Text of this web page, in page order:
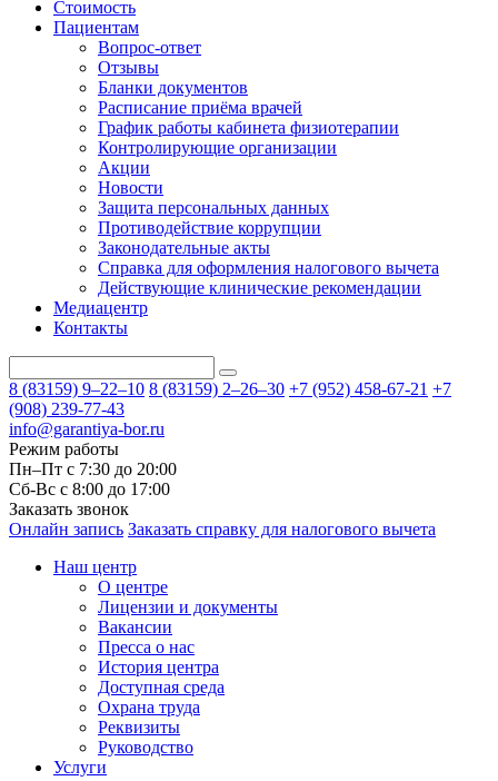
Стоимость
Пациентам
Вопрос-ответ
Отзывы
Бланки документов
Расписание приёма врачей
График работы кабинета физиотерапии
Контролирующие организации
Акции
Новости
Защита персональных данных
Противодействие коррупции
Законодательные акты
Справка для оформления налогового вычета
Действующие клинические рекомендации
Медиацентр
Контакты
8 (83159) 9–22–10 8 (83159) 2–26–30 +7 (952) 458-67-21 +7
(908) 239-77-43
info@garantiya-bor.ru
Режим работы
Пн–Пт с 7:30 до 20:00
Cб-Вс с 8:00 до 17:00
Заказать звонок
Онлайн запись Заказать справку для налогового вычета
Наш центр
О центре
Лицензии и документы
Вакансии
Пресса о нас
История центра
Доступная среда
Охрана труда
Реквизиты
Руководство
Услуги